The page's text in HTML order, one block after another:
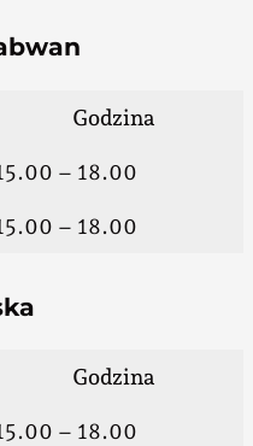
Godzina
– 18.00
– 18.00
Godzina
– 18.00